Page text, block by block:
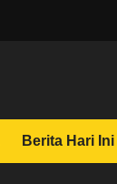
Berita Hari Ini